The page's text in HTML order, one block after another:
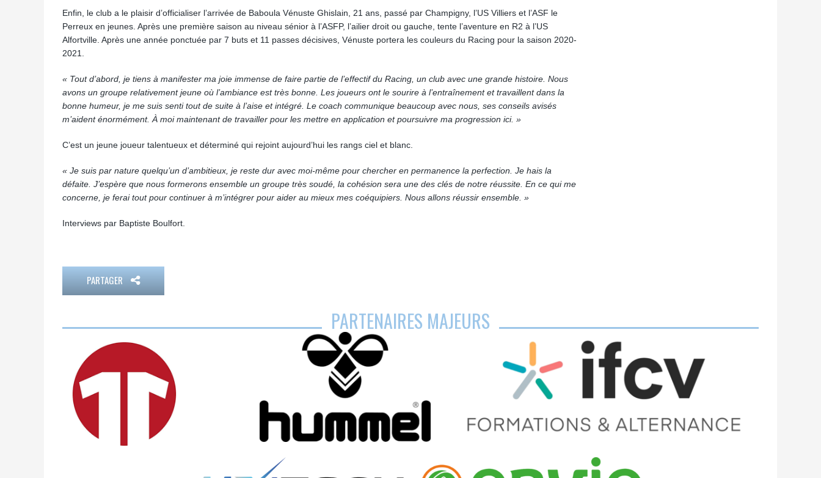
Enfin, le club a le plaisir d’officialiser l’arrivée de Baboula Vénuste Ghislain, 21 ans, passé par Champigny, l’US Villiers et l’ASF le
Perreux en jeunes. Après une première saison au niveau sénior à l’ASFP, l’ailier droit ou gauche, tente l’aventure en R2 à l’US
Alfortville. Après une année ponctuée par 7 buts et 11 passes décisives, Vénuste portera les couleurs du Racing pour la saison 2020-
2021.
« Tout d’abord, je tiens à manifester ma joie immense de faire partie de l’effectif du Racing, un club avec une grande histoire. Nous
avons un groupe relativement jeune où l’ambiance est très bonne. Les joueurs ont le sourire à l’entraînement et travaillent dans la
bonne humeur, je me suis senti tout de suite à l’aise et intégré. Le coach communique beaucoup avec nous, ses conseils avisés
m’aident énormément. À moi maintenant de travailler pour les mettre en application et poursuivre ma progression ici. »
C’est un jeune joueur talentueux et déterminé qui rejoint aujourd’hui les rangs ciel et blanc.
« Je suis par nature quelqu’un d’ambitieux, je reste dur avec moi-même pour chercher en permanence la perfection. Je hais la
défaite. J’espère que nous formerons ensemble un groupe très soudé, la cohésion sera une des clés de notre réussite. En ce qui me
concerne, je ferai tout pour continuer à m’intégrer pour aider au mieux mes coéquipiers. Nous allons réussir ensemble. »
Interviews par Baptiste Boulfort.
PARTAGER
PARTENAIRES MAJEURS